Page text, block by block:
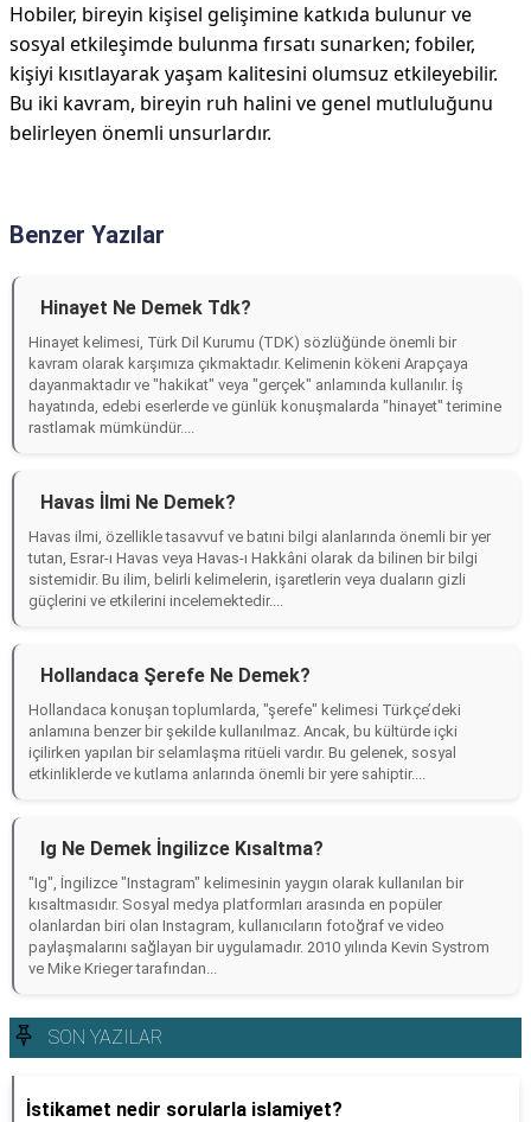
Hobiler, bireyin kişisel gelişimine katkıda bulunur ve
sosyal etkileşimde bulunma fırsatı sunarken; fobiler,
kişiyi kısıtlayarak yaşam kalitesini olumsuz etkileyebilir.
Bu iki kavram, bireyin ruh halini ve genel mutluluğunu
belirleyen önemli unsurlardır.
Benzer Yazılar
Hinayet Ne Demek Tdk?
Hinayet kelimesi, Türk Dil Kurumu (TDK) sözlüğünde önemli bir
kavram olarak karşımıza çıkmaktadır. Kelimenin kökeni Arapçaya
dayanmaktadır ve "hakikat" veya "gerçek" anlamında kullanılır. İş
hayatında, edebi eserlerde ve günlük konuşmalarda "hinayet" terimine
rastlamak mümkündür....
Havas İlmi Ne Demek?
Havas ilmi, özellikle tasavvuf ve batıni bilgi alanlarında önemli bir yer
tutan, Esrar-ı Havas veya Havas-ı Hakkâni olarak da bilinen bir bilgi
sistemidir. Bu ilim, belirli kelimelerin, işaretlerin veya duaların gizli
güçlerini ve etkilerini incelemektedir....
Hollandaca Şerefe Ne Demek?
Hollandaca konuşan toplumlarda, "şerefe" kelimesi Türkçe’deki
anlamına benzer bir şekilde kullanılmaz. Ancak, bu kültürde içki
içilirken yapılan bir selamlaşma ritüeli vardır. Bu gelenek, sosyal
etkinliklerde ve kutlama anlarında önemli bir yere sahiptir....
Ig Ne Demek İngilizce Kısaltma?
"Ig", İngilizce "Instagram" kelimesinin yaygın olarak kullanılan bir
kısaltmasıdır. Sosyal medya platformları arasında en popüler
olanlardan biri olan Instagram, kullanıcıların fotoğraf ve video
paylaşmalarını sağlayan bir uygulamadır. 2010 yılında Kevin Systrom
ve Mike Krieger tarafından...
SON YAZILAR
İstikamet nedir sorularla islamiyet?